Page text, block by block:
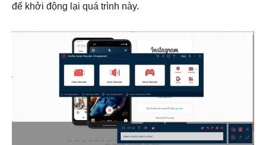
để khởi động lại quá trình này.